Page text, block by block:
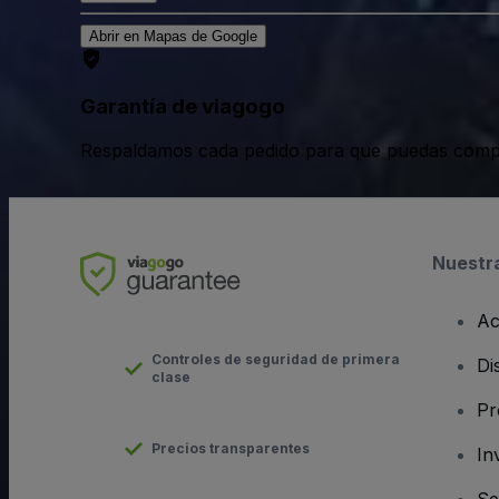
Abrir en Mapas de Google
Garantía de viagogo
Respaldamos cada pedido para que puedas
Controles de seguridad de primera
clase
Precios transparentes